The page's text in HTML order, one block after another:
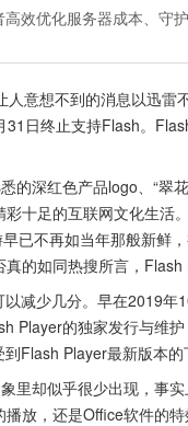
高效优化服务器成本、守
意想不到的消息以迅雷
日终止支持Flash。
的深红色产品logo、“翠
十足的互联网文化生活
已不再如当年那般新鲜
的如同热搜所言，
减少几分。早在2019
Player的独家发行与维
Flash Player最新版本的
里却似乎很少出现，事
放，还是Office软件的